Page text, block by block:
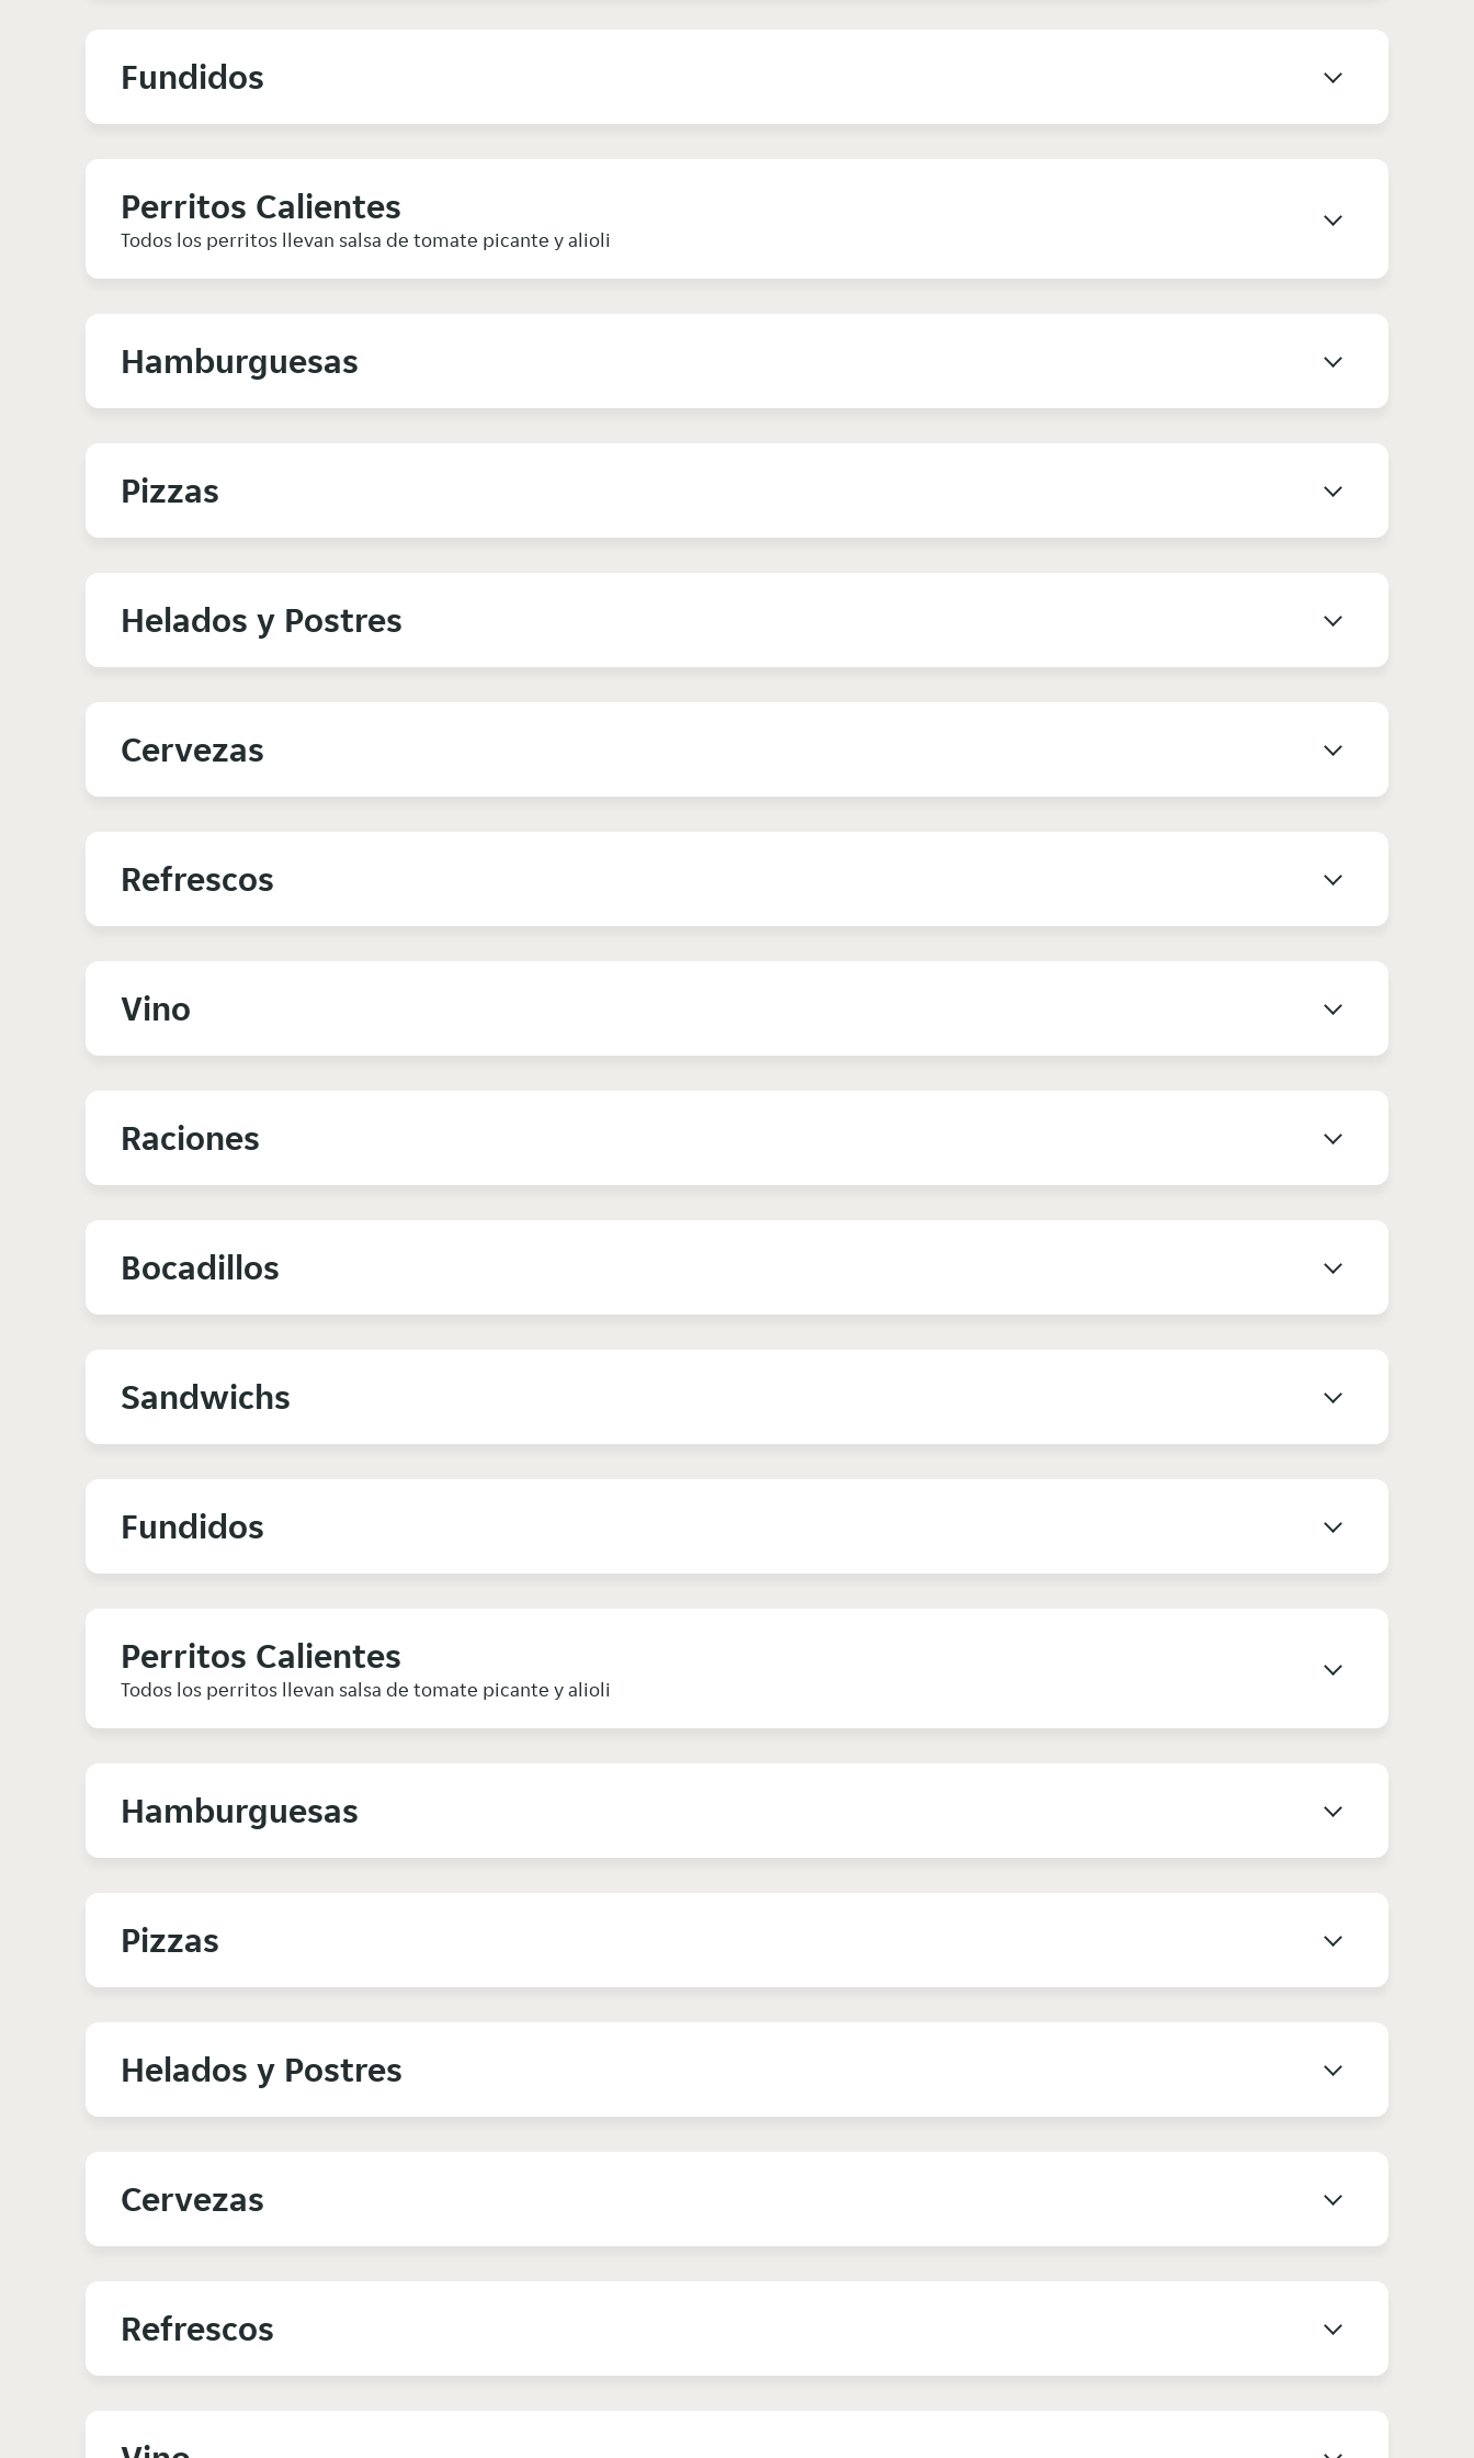
Fundidos
Perritos Calientes
Todos los perritos llevan salsa de tomate picante y alioli
Hamburguesas
Pizzas
Helados y Postres
Cervezas
Refrescos
Vino
Raciones
Bocadillos
Sandwichs
Fundidos
Perritos Calientes
Todos los perritos llevan salsa de tomate picante y alioli
Hamburguesas
Pizzas
Helados y Postres
Cervezas
Refrescos